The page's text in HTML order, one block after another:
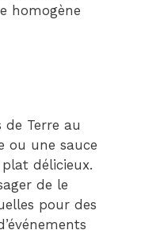
homogène
de Terre au
ou une sauce
délicieux.
de le
pour des